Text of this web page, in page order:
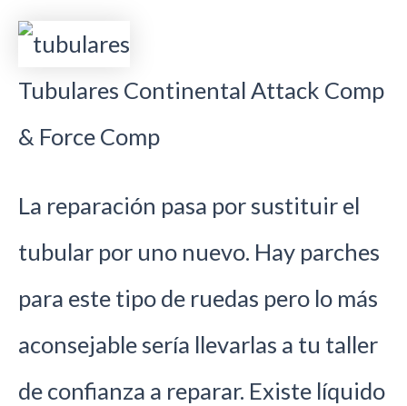
Tubulares Continental Attack Comp
& Force Comp
La reparación pasa por sustituir el
tubular por uno nuevo. Hay parches
para este tipo de ruedas pero lo más
aconsejable sería llevarlas a tu taller
de confianza a reparar. Existe líquido